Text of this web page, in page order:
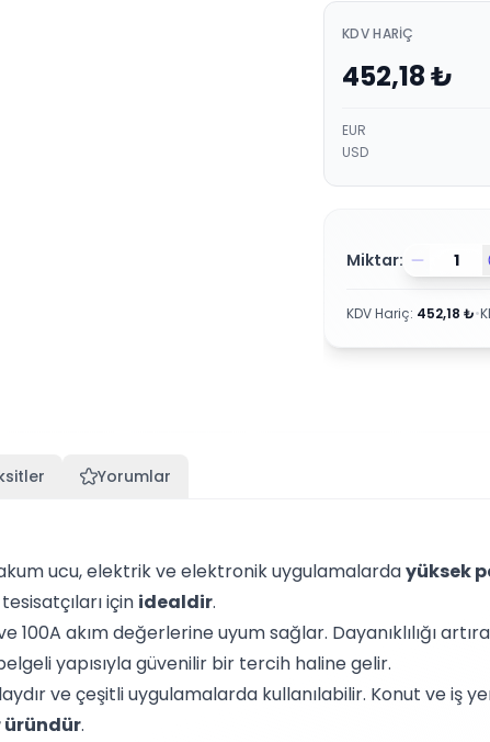
KDV HARIÇ
452,18₺
EUR
USD
Miktar:
KDV Hariç: 452,18 ₺•
Yorumlar
ucu, elektrik ve elektronik uygulamalardayüksek
için idealdir.
100A akım değerlerine uyum sağlar. Dayanıklılığı
yapısıyla güvenilir bir tercih haline gelir.
ve çeşitli uygulamalarda kullanılabilir. Konut ve
üründür.